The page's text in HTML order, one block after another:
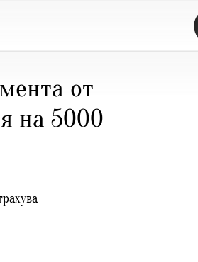
от
на 5000